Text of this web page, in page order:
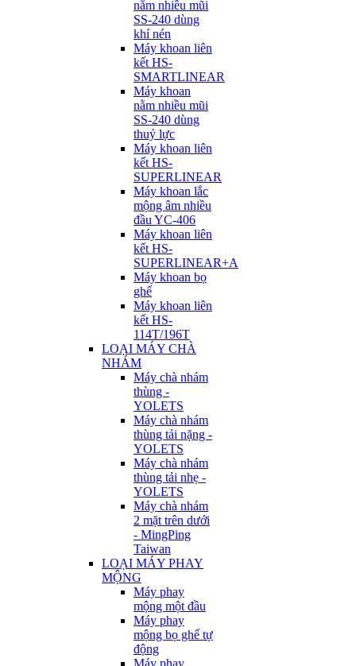
nằm nhiều mũi
SS-240 dùng
khí nén
Máy khoan liên
kết HS-
SMARTLINEAR
Máy khoan
nằm nhiều mũi
SS-240 dùng
thuỷ lực
Máy khoan liên
kết HS-
SUPERLINEAR
Máy khoan lắc
mộng âm nhiều
đầu YC-406
Máy khoan liên
kết HS-
SUPERLINEAR+A
Máy khoan bọ
ghế
Máy khoan liên
kết HS-
114T/196T
LOẠI MÁY CHÀ
NHÁM
Máy chà nhám
thùng -
YOLETS
Máy chà nhám
thùng tải nặng -
YOLETS
Máy chà nhám
thùng tải nhẹ -
YOLETS
Máy chà nhám
2 mặt trên dưới
- MingPing
Taiwan
LOẠI MÁY PHAY
MỘNG
Máy phay
mộng một đầu
Máy phay
mộng bọ ghế tự
động
Máy phay